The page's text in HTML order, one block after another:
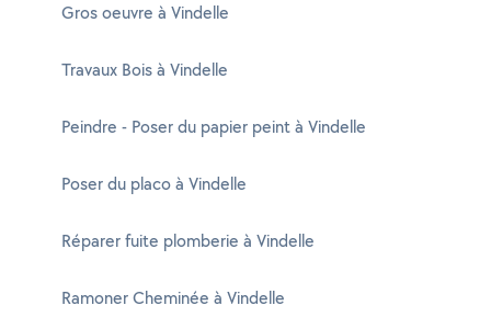
Gros oeuvre à Vindelle
Travaux Bois à Vindelle
Peindre - Poser du papier peint à Vindelle
Poser du placo à Vindelle
Réparer fuite plomberie à Vindelle
Ramoner Cheminée à Vindelle